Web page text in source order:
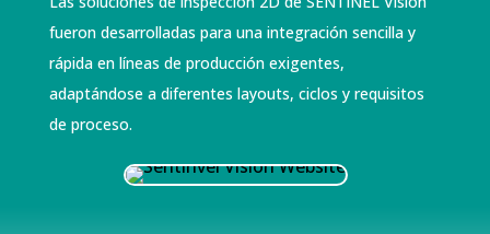
fueron desarrolladas para una integración sencilla y
rápida en líneas de producción exigentes,
adaptándose a diferentes layouts, ciclos y requisitos
de proceso.